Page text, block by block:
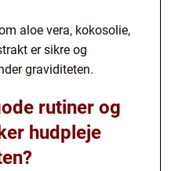
aloe vera, kokosolie,
er sikre og
graviditeten.
rutiner og
hudpleje